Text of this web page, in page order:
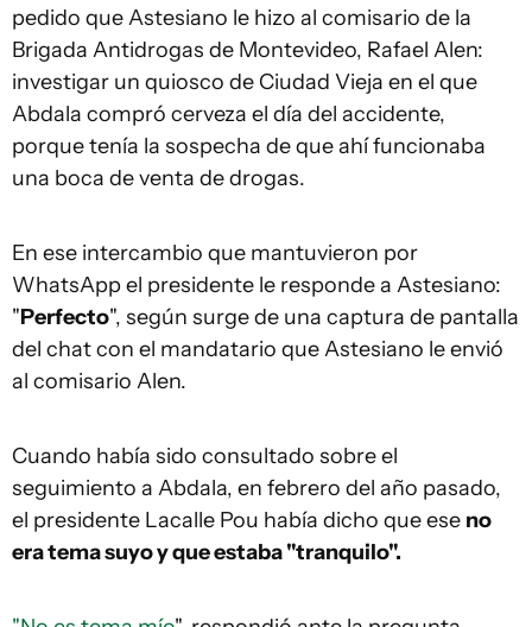
pedido que Astesiano le hizo al comisario de la
Brigada Antidrogas de Montevideo, Rafael Alen:
investigar un quiosco de Ciudad Vieja en el que
Abdala compró cerveza el día del accidente,
porque tenía la sospecha de que ahí funcionaba
una boca de venta de drogas.
En ese intercambio que mantuvieron por
WhatsApp el presidente le responde a Astesiano:
"Perfecto", según surge de una captura de pantalla
del chat con el mandatario que Astesiano le envió
al comisario Alen.
Cuando había sido consultado sobre el
seguimiento a Abdala, en febrero del año pasado,
el presidente Lacalle Pou había dicho que ese no
era tema suyo y que estaba "tranquilo".